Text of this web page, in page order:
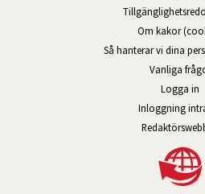
Om kakor
Så hanterar vi dina
Vanliga
Logga in
Inloggning